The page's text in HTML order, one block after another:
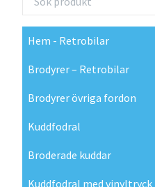
Hem - Retrobilar
Brodyrer – Retrobilar
Brodyrer övriga fordon
Kuddfodral
Broderade kuddar
Kuddfodral med vinyltryck